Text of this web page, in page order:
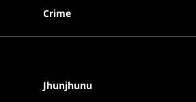
Crime
Jhunjhunu